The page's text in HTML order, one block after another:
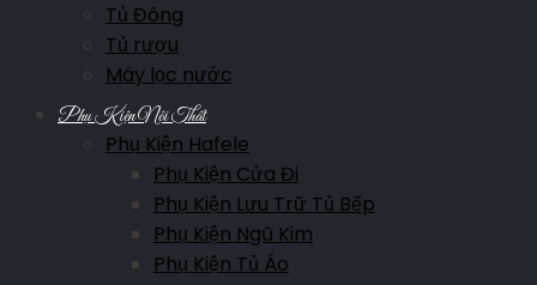
Tủ Đông
Tủ rượu
Máy lọc nước
Phụ Kiện Nội Thất
Phụ Kiện Hafele
Phụ Kiện Cửa Đi
Phụ Kiện Lưu Trữ Tủ Bếp
Phụ Kiện Ngũ Kim
Phụ Kiện Tủ Áo